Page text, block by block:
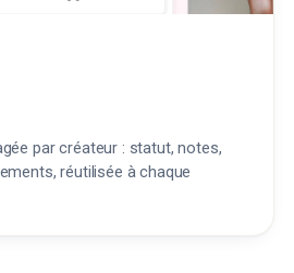
par créateur : statut, notes,
réutilisée à chaque